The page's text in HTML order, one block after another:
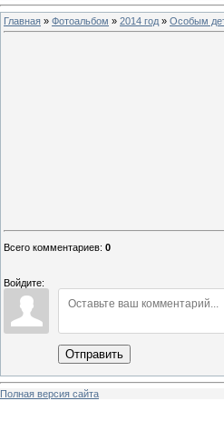
Главная » Фотоальбом » 2014 год » Особым
Всего комментариев: 0
Войдите:
Отправить
Полная версия сайта